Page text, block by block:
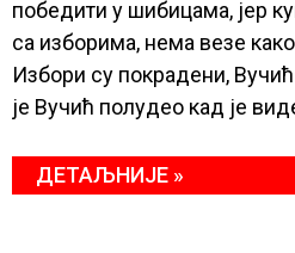
победити у шибицама, јер
са изборима, нема везе
Избори су покрадени,
је Вучић полудео кад је
ДЕТАЉНИЈЕ »